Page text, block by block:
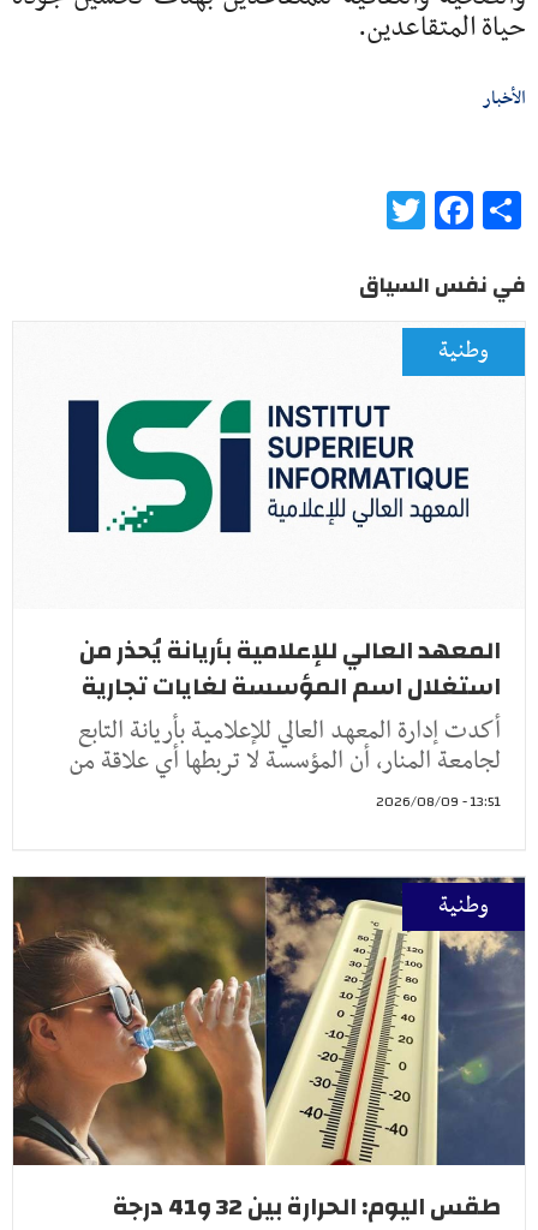
حياة المتقاعدين.
الأخبار
Share
Facebook
في نفس السياق
وطنية
المعهد العالي للإعلامية بأريانة يُحذر من
استغلال اسم المؤسسة لغايات تجارية
أكدت إدارة المعهد العالي للإعلامية بأريانة التابع
لجامعة المنار، أن المؤسسة لا تربطها أي علاقة من
13:51 - 2026/08/09
وطنية
طقس اليوم: الحرارة بين 32 و41 درجة